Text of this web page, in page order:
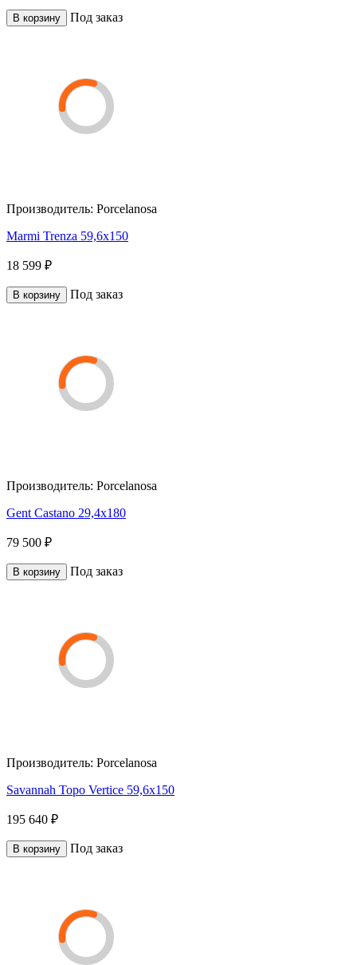
В корзину Под заказ
Производитель: Porcelanosa
Marmi Trenza 59,6x150
18 599 ₽
В корзину Под заказ
Производитель: Porcelanosa
Gent Castano 29,4x180
79 500 ₽
В корзину Под заказ
Производитель: Porcelanosa
Savannah Topo Vertice 59,6x150
195 640 ₽
В корзину Под заказ